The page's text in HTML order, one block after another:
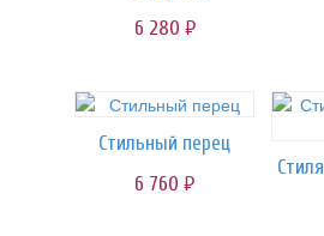
6 280 руб.
Стильный перец
6 760 руб.